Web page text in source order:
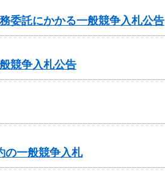
委託にかかる一般競争入札公告
競争入札公告
の一般競争入札